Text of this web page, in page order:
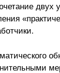
двух